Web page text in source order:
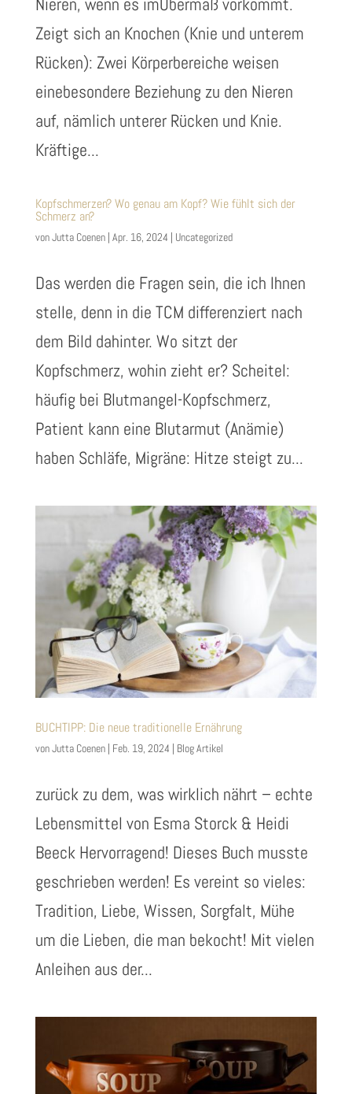
Zeigt sich an Knochen (Knie und unterem
Rücken): Zwei Körperbereiche weisen
einebesondere Beziehung zu den Nieren
auf, nämlich unterer Rücken und Knie.
Kräftige...
Kopfschmerzen? Wo genau am Kopf? Wie fühlt sich der
Schmerz an?
vonJutta Coenen| Apr. 16, 2024 | Uncategorized
Das werden die Fragen sein, die ich Ihnen
stelle, denn in die TCM differenziert nach
dem Bild dahinter. Wo sitzt der
Kopfschmerz, wohin zieht er? Scheitel:
häufig bei Blutmangel-Kopfschmerz,
Patient kann eine Blutarmut (Anämie)
haben Schläfe, Migräne: Hitze steigt zu...
BUCHTIPP: Die neue traditionelle Ernährung
vonJutta Coenen| Feb. 19, 2024 | Blog Artikel
zurück zu dem, was wirklich nährt – echte
Lebensmittel von Esma Storck & Heidi
Beeck Hervorragend! Dieses Buch musste
geschrieben werden! Es vereint so vieles:
Tradition, Liebe, Wissen, Sorgfalt, Mühe
um die Lieben, die man bekocht! Mit vielen
Anleihen aus der...